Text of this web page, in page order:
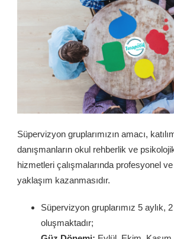
Süpervizyon gruplarımızın amacı,
danışmanların okul rehberlik ve
hizmetleri çalışmalarında profesyonel
yaklaşım kazanmasıdır.
Süpervizyon gruplarımız 5 aylık,
oluşmaktadır;